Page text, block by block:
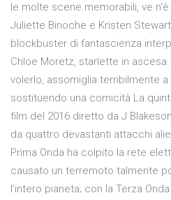
le molte scene memorabili, ve
Juliette Binoche e Kristen
blockbuster di fantascienza
Chloe Moretz, starlette in
volerlo, assomiglia terribilmente
sostituendo una comicità La
film del 2016 diretto da J
da quattro devastanti attacchi
Prima Onda ha colpito la rete
causato un terremoto talmente
l'intero pianeta; con la Terza